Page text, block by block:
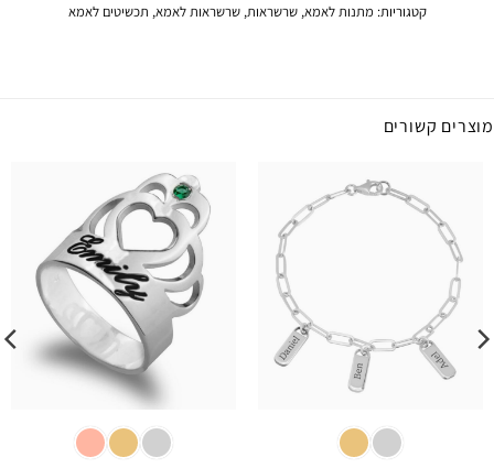
קטגוריות: מתנות לאמא,שרשראות,שרשראות לאמא, תכשיטים לאמא
מוצרים קשורים